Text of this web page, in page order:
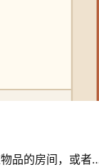
品的房间，或者…